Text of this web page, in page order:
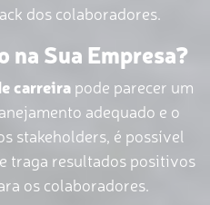
dos colaboradores.
na Sua Empresa?
carreira pode parecer um
adequado e o
stakeholders, é possível
traga resultados positivos
os colaboradores.